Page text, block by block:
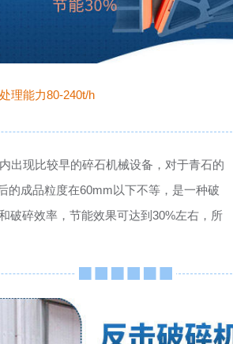
理能力80-240t/h
出现比较早的碎石机械设备，对于青石的
的成品粒度在60mm以下不等，是一种破
破碎效率，节能效果可达到30%左右，所